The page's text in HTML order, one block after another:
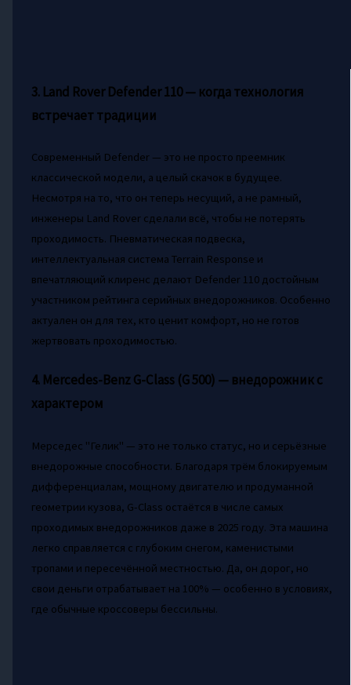
3. Land Rover Defender 110 — когда технология
встречает традиции
Современный Defender — это не просто преемник
классической модели, а целый скачок в будущее.
Несмотря на то, что он теперь несущий, а не рамный,
инженеры Land Rover сделали всё, чтобы не потерять
проходимость. Пневматическая подвеска,
интеллектуальная система Terrain Response и
впечатляющий клиренс делают Defender 110 достойным
участником рейтинга серийных внедорожников. Особенно
актуален он для тех, кто ценит комфорт, но не готов
жертвовать проходимостью.
4. Mercedes-Benz G-Class (G 500) — внедорожник с
характером
Мерседес "Гелик" — это не только статус, но и серьёзные
внедорожные способности. Благодаря трём блокируемым
дифференциалам, мощному двигателю и продуманной
геометрии кузова, G-Class остаётся в числе самых
проходимых внедорожников даже в 2025 году. Эта машина
легко справляется с глубоким снегом, каменистыми
тропами и пересечённой местностью. Да, он дорог, но
свои деньги отрабатывает на 100% — особенно в условиях,
где обычные кроссоверы бессильны.